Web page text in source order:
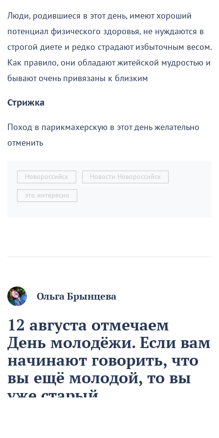
Люди, родившиеся в этот день, имеют хороший
потенциал физического здоровья, не нуждаются в
строгой диете и редко страдают избыточным весом.
Как правило, они обладают житейской мудростью и
бывают очень привязаны к близким
Стрижка
Поход в парикмахерскую в этот день желательно
отменить
Новороссийск Новости Новороссийск
это интересно
Ольга Брынцева
12 августа отмечаем
День молодёжи. Если вам
начинают говорить, что
вы ещё молодой, то вы
уже старый